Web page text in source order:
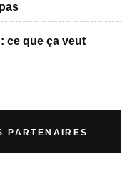
ce que ça veut
PARTENAIRES